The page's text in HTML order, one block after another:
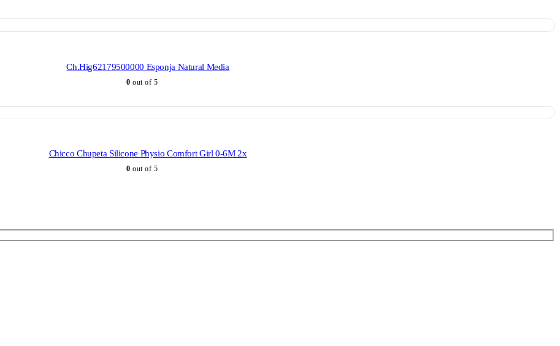
Ch.Hig62179500000 Esponja Natural Media
0 out of 5
Chicco Chupeta Silicone Physio Comfort Girl 0-6M 2x
0 out of 5